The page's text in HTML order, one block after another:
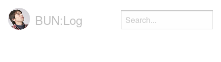
BUN:Log